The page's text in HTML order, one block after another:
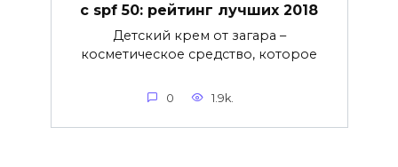
с spf 50: рейтинг лучших 2018
Детский крем от загара –
косметическое средство, которое
0 1.9k.